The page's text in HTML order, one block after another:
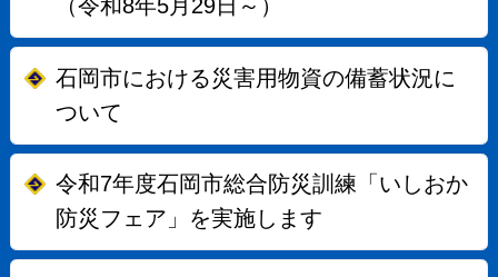
（令和8年5月29日～）
石岡市における災害用物資の備蓄状況に
ついて
令和7年度石岡市総合防災訓練「いしおか
防災フェア」を実施します